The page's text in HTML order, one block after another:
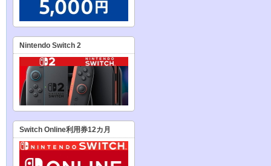
Nintendo Switch 2
Switch Online利用券12カ月